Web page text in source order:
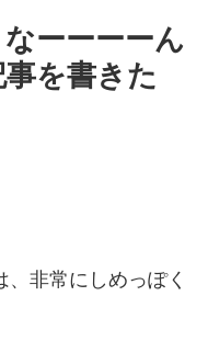
ーーーーん
を書きた
非常にしめっぽく